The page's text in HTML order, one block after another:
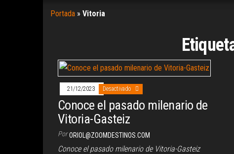
Portada » Vitoria
21/12/2023 Desactivado
Conoce el pasado milenario de
Vitoria-Gasteiz
Por ORIOL@ZOOMDESTINOS.COM
Conoce el pasado milenario de Vitoria-Gasteiz